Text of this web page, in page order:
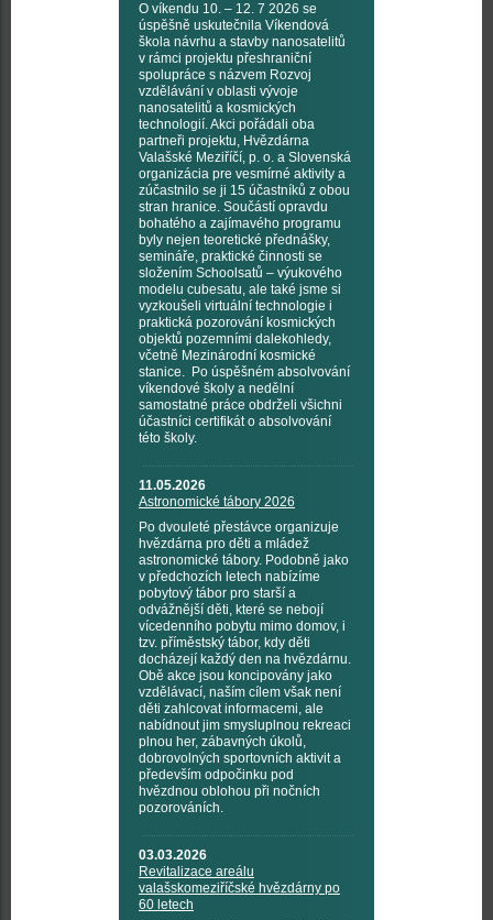
O víkendu 10. – 12. 7 2026 se
úspěšně uskutečnila Víkendová
škola návrhu a stavby nanosatelitů
v rámci projektu přeshraniční
spolupráce s názvem Rozvoj
vzdělávání v oblasti vývoje
nanosatelitů a kosmických
technologií. Akci pořádali oba
partneři projektu, Hvězdárna
Valašské Meziříčí, p. o. a Slovenská
organizácia pre vesmírné aktivity a
zúčastnilo se ji 15 účastníků z obou
stran hranice. Součástí opravdu
bohatého a zajímavého programu
byly nejen teoretické přednášky,
semináře, praktické činnosti se
složením Schoolsatů – výukového
modelu cubesatu, ale také jsme si
vyzkoušeli virtuální technologie i
praktická pozorování kosmických
objektů pozemními dalekohledy,
včetně Mezinárodní kosmické
stanice. Po úspěšném absolvování
víkendové školy a nedělní
samostatné práce obdrželi všichni
účastníci certifikát o absolvování
této školy.
11.05.2026
Astronomické tábory 2026
Po dvouleté přestávce organizuje
hvězdárna pro děti a mládež
astronomické tábory. Podobně jako
v předchozích letech nabízíme
pobytový tábor pro starší a
odvážnější děti, které se nebojí
vícedenního pobytu mimo domov, i
tzv. příměstský tábor, kdy děti
docházejí každý den na hvězdárnu.
Obě akce jsou koncipovány jako
vzdělávací, naším cílem však není
děti zahlcovat informacemi, ale
nabídnout jim smysluplnou rekreaci
plnou her, zábavných úkolů,
dobrovolných sportovních aktivit a
především odpočinku pod
hvězdnou oblohou při nočních
pozorováních.
03.03.2026
Revitalizace areálu
valašskomeziříčské hvězdárny po
60 letech